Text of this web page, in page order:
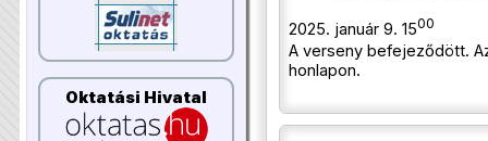
Oktatási Hivatal
2025. január 9. 1500
A verseny befejeződött.
honlapon.